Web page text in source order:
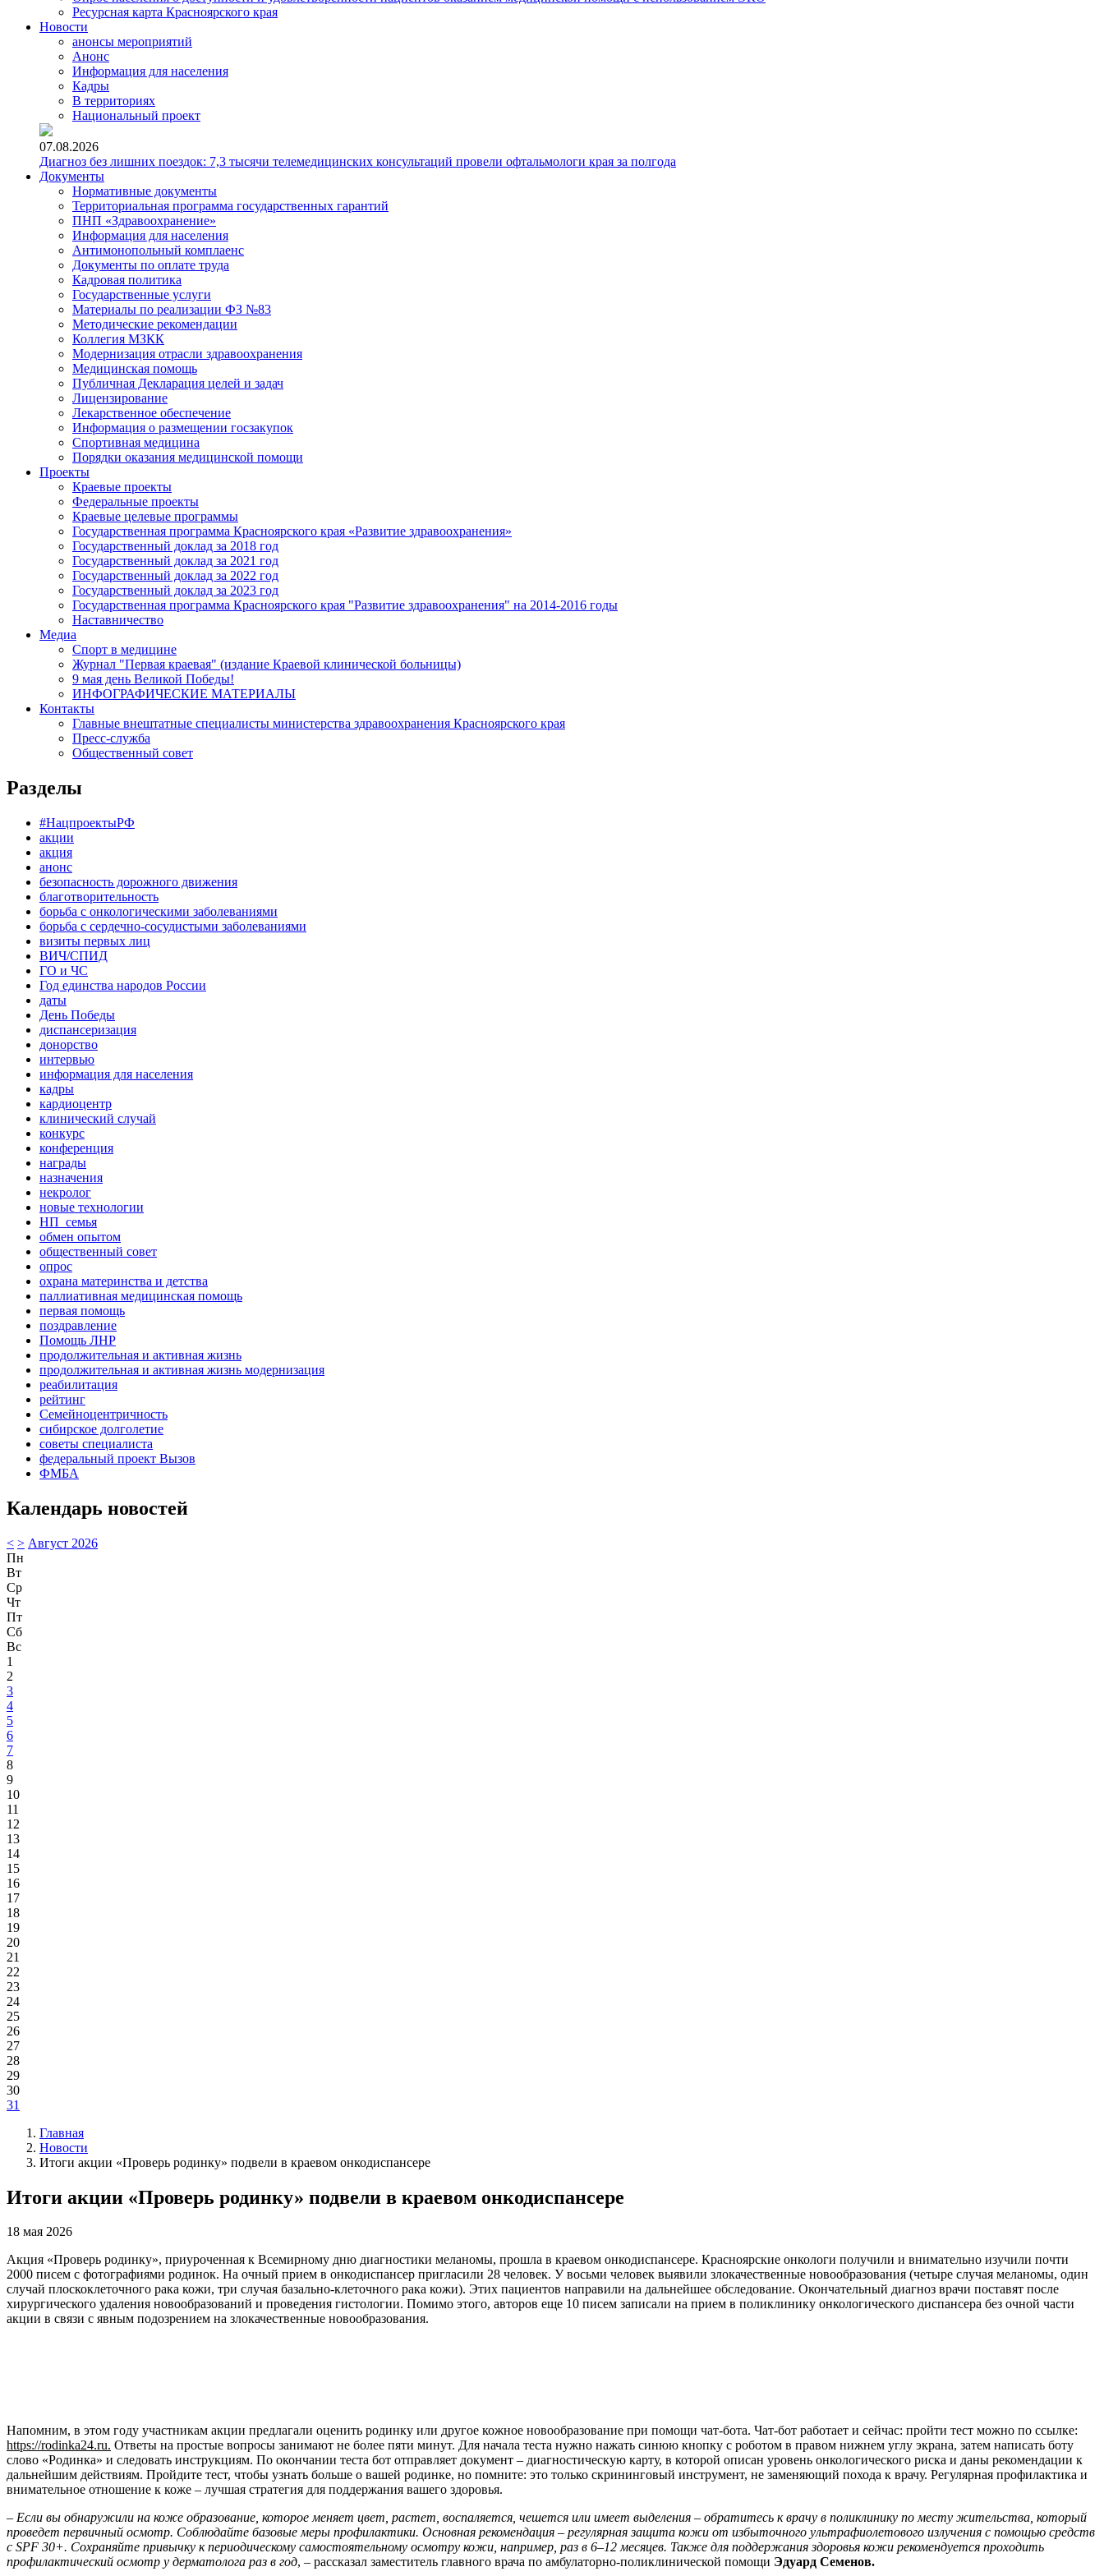
Ресурсная карта Красноярского края
Новости
анонсы мероприятий
Анонс
Информация для населения
Кадры
В территориях
Национальный проект
07.08.2026
Диагноз без лишних поездок: 7,3 тысячи телемедицинских консультаций провели офтальмологи края за полгода
Документы
Нормативные документы
Территориальная программа государственных гарантий
ПНП «Здравоохранение»
Информация для населения
Антимонопольный комплаенс
Документы по оплате труда
Кадровая политика
Государственные услуги
Материалы по реализации ФЗ №83
Методические рекомендации
Коллегия МЗКК
Модернизация отрасли здравоохранения
Медицинская помощь
Публичная Декларация целей и задач
Лицензирование
Лекарственное обеспечение
Информация о размещении госзакупок
Спортивная медицина
Порядки оказания медицинской помощи
Проекты
Краевые проекты
Федеральные проекты
Краевые целевые программы
Государственная программа Красноярского края «Развитие здравоохранения»
Государственный доклад за 2018 год
Государственный доклад за 2021 год
Государственный доклад за 2022 год
Государственный доклад за 2023 год
Государственная программа Красноярского края "Развитие здравоохранения" на 2014-2016 годы
Наставничество
Медиа
Спорт в медицине
Журнал "Первая краевая" (издание Краевой клинической больницы)
9 мая день Великой Победы!
ИНФОГРАФИЧЕСКИЕ МАТЕРИАЛЫ
Контакты
Главные внештатные специалисты министерства здравоохранения Красноярского края
Пресс-служба
Общественный совет
Разделы
#НацпроектыРФ
акции
акция
анонс
безопасность дорожного движения
благотворительность
борьба с онкологическими заболеваниями
борьба с сердечно-сосудистыми заболеваниями
визиты первых лиц
ВИЧ/СПИД
ГО и ЧС
Год единства народов России
даты
День Победы
диспансеризация
донорство
интервью
информация для населения
кадры
кардиоцентр
клинический случай
конкурс
конференция
награды
назначения
некролог
новые технологии
НП_семья
обмен опытом
общественный совет
опрос
охрана материнства и детства
паллиативная медицинская помощь
первая помощь
поздравление
Помощь ЛНР
продолжительная и активная жизнь
продолжительная и активная жизнь модернизация
реабилитация
рейтинг
Семейноцентричность
сибирское долголетие
советы специалиста
федеральный проект Вызов
ФМБА
Календарь новостей
< > Август 2026
Пн
Вт
Ср
Чт
Пт
Сб
Вс
1
2
3
4
5
6
7
8
9
10
11
12
13
14
15
16
17
18
19
20
21
22
23
24
25
26
27
28
29
30
31
Главная
Новости
Итоги акции «Проверь родинку» подвели в краевом онкодиспансере
Итоги акции «Проверь родинку» подвели в краевом онкодиспансере
18 мая 2026
Акция «Проверь родинку», приуроченная к Всемирному дню диагностики меланомы, прошла в краевом онкодиспансере. Красноярские онкологи получили и внимательно изучили почти
2000 писем с фотографиями родинок. На очный прием в онкодиспансер пригласили 28 человек. У восьми человек выявили злокачественные новообразования (четыре случая меланомы, один
случай плоскоклеточного рака кожи, три случая базально-клеточного рака кожи). Этих пациентов направили на дальнейшее обследование. Окончательный диагноз врачи поставят после
хирургического удаления новообразований и проведения гистологии. Помимо этого, авторов еще 10 писем записали на прием в поликлинику онкологического диспансера без очной части
акции в связи с явным подозрением на злокачественные новообразования.
Напомним, в этом году участникам акции предлагали оценить родинку или другое кожное новообразование при помощи чат-бота. Чат-бот работает и сейчас: пройти тест можно по ссылке:
https://rodinka24.ru. Ответы на простые вопросы занимают не более пяти минут. Для начала теста нужно нажать синюю кнопку с роботом в правом нижнем углу экрана, затем написать боту
слово «Родинка» и следовать инструкциям. По окончании теста бот отправляет документ – диагностическую карту, в которой описан уровень онкологического риска и даны рекомендации к
дальнейшим действиям. Пройдите тест, чтобы узнать больше о вашей родинке, но помните: это только скрининговый инструмент, не заменяющий похода к врачу. Регулярная профилактика и
внимательное отношение к коже – лучшая стратегия для поддержания вашего здоровья.
– Если вы обнаружили на коже образование, которое меняет цвет, растет, воспаляется, чешется или имеет выделения – обратитесь к врачу в поликлинику по месту жительства, который
проведет первичный осмотр. Соблюдайте базовые меры профилактики. Основная рекомендация – регулярная защита кожи от избыточного ультрафиолетового излучения с помощью средств
с SPF 30+. Сохраняйте привычку к периодическому самостоятельному осмотру кожи, например, раз в 6–12 месяцев. Также для поддержания здоровья кожи рекомендуется проходить
профилактический осмотр у дерматолога раз в год, – рассказал заместитель главного врача по амбулаторно-поликлинической помощи Эдуард Семенов.